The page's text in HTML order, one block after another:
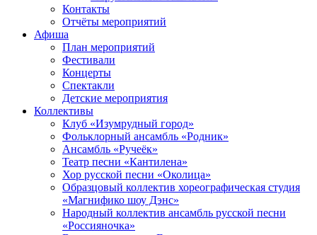
Контакты
Отчёты мероприятий
Афиша
План мероприятий
Фестивали
Концерты
Спектакли
Детские мероприятия
Коллективы
Клуб «Изумрудный город»
Фольклорный ансамбль «Родник»
Ансамбль «Ручеёк»
Театр песни «Кантилена»
Хор русской песни «Околица»
Образцовый коллектив хореографическая студия
«Магнифико шоу Дэнс»
Народный коллектив ансамбль русской песни
«Россияночка»